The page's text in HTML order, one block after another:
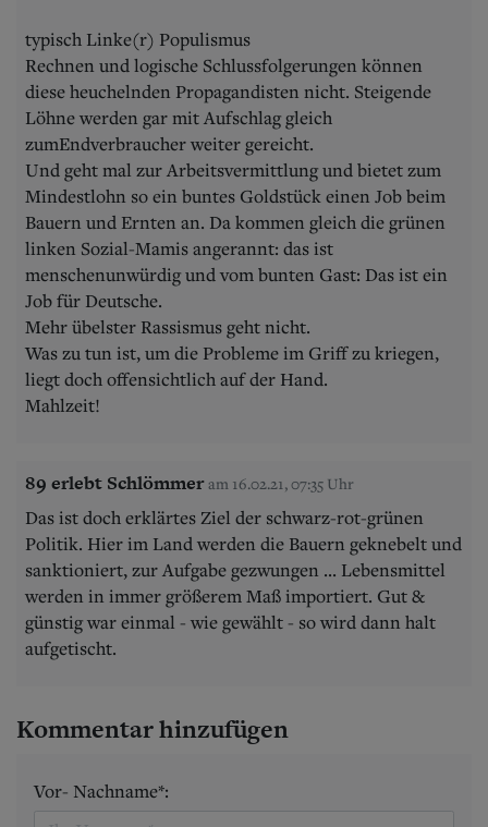
typisch Linke(r) Populismus
Rechnen und logische Schlussfolgerungen können
diese heuchelnden Propagandisten nicht. Steigende
Löhne werden gar mit Aufschlag gleich
zumEndverbraucher weiter gereicht.
Und geht mal zur Arbeitsvermittlung und bietet zum
Mindestlohn so ein buntes Goldstück einen Job beim
Bauern und Ernten an. Da kommen gleich die grünen
linken Sozial-Mamis angerannt: das ist
menschenunwürdig und vom bunten Gast: Das ist ein
Job für Deutsche.
Mehr übelster Rassismus geht nicht.
Was zu tun ist, um die Probleme im Griff zu kriegen,
liegt doch offensichtlich auf der Hand.
Mahlzeit!
89 erlebt Schlömmer am 16.02.21, 07:35 Uhr
Das ist doch erklärtes Ziel der schwarz-rot-grünen
Politik. Hier im Land werden die Bauern geknebelt und
sanktioniert, zur Aufgabe gezwungen ... Lebensmittel
werden in immer größerem Maß importiert. Gut &
günstig war einmal - wie gewählt - so wird dann halt
aufgetischt.
Kommentar hinzufügen
Vor- Nachname*: